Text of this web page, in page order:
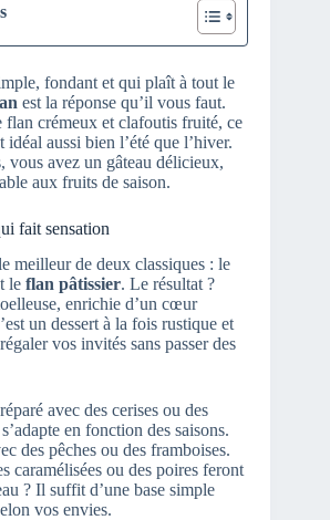
fondant et qui plaît à tout le
est la réponse qu’il vous faut.
flan crémeux et clafoutis fruité, ce
idéal aussi bien l’été que l’hiver.
vous avez un gâteau délicieux,
aux fruits de saison.
fait sensation
meilleur de deux classiques : le
le flan pâtissier. Le résultat ?
enrichie d’un cœur
un dessert à la fois rustique et
vos invités sans passer des
avec des cerises ou des
en fonction des saisons.
des pêches ou des framboises.
caramélisées ou des poires feront
? Il suffit d’une base simple
vos envies.